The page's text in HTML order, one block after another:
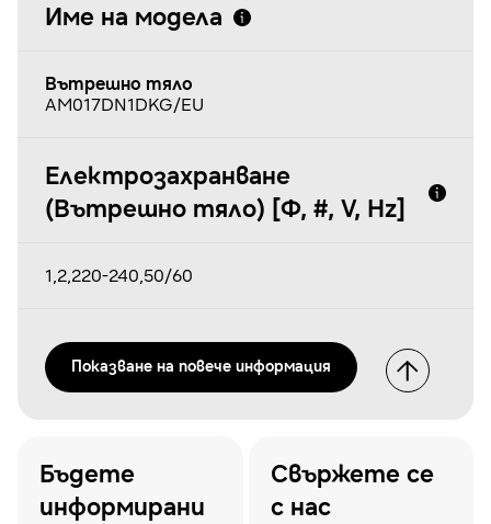
Име на модела
Вътрешно тяло
AM017DN1DKG/EU
Електрозахранване
(Вътрешно тяло) [Φ, #, V, Hz]
1,2,220-240,50/60
Показванe на повече информация
Бъдете
информирани
Свържете се
с нас